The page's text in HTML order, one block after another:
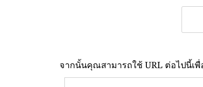
จากนั้นคุณสามารถใช้ URL ต่อไปนี้เพื่